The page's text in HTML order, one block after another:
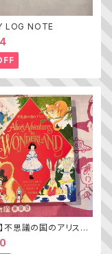
LOG NOTE
不思議の国のアリス（A
in WOND